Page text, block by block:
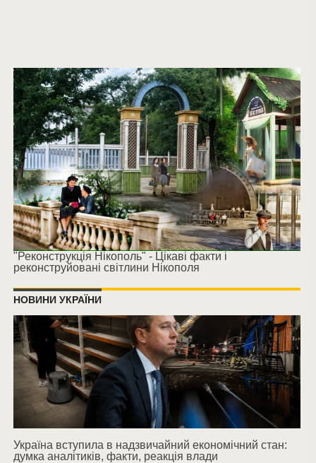
"Реконструкція Нікополь" - Цікаві факти і
реконструйовані світлини Нікополя
НОВИНИ УКРАЇНИ
Україна вступила в надзвичайний економічний стан:
думка аналітиків, факти, реакція влади